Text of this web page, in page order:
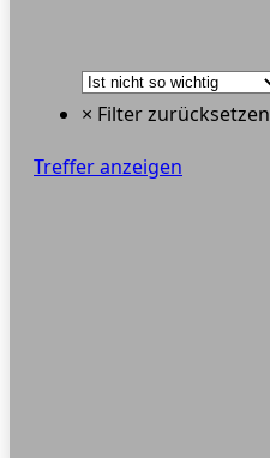
× Filter zurücksetzen
Treffer anzeigen